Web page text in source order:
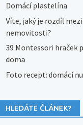
Domácí plastelína
Víte, jaký je rozdíl
nemovitosti?
39 Montessori hraček
doma
Foto recept: domácí
HLEDÁTE ČLÁNEK?